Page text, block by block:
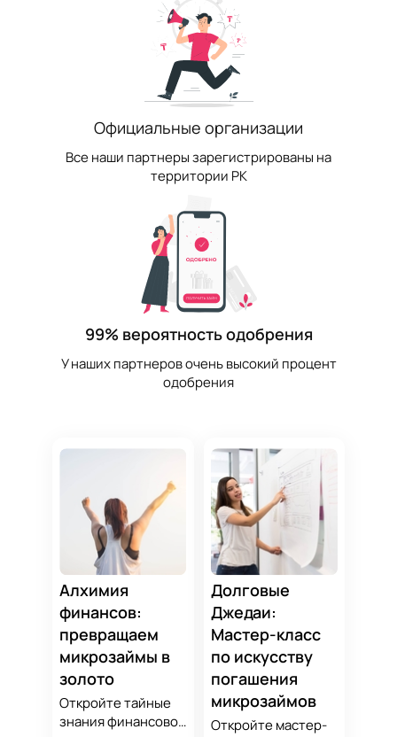
Официальные организации
Все наши партнеры зарегистрированы на
территории РК
99% вероятность одобрения
У наших партнеров очень высокий процент
одобрения
Алхимия
финансов:
превращаем
микрозаймы в
золото
Откройте тайные
знания финансовой
Долговые
Джедаи:
Мастер-класс
по искусству
погашения
микрозаймов
Откройте мастер-